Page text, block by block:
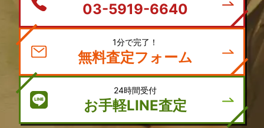
03-5919-6640
1分で完了！
無料査定フォーム
24時間受付
お手軽LINE査定